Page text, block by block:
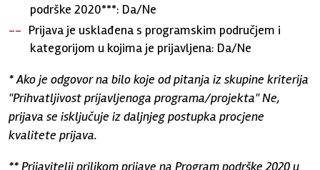
podrške 2020***: Da/Ne
Prijava je usklađena s programskim područjem i
kategorijom u kojima je prijavljena: Da/Ne
* Ako je odgovor na bilo koje od pitanja iz skupine kriterija
"Prihvatljivost prijavljenoga programa/projekta" Ne,
prijava se isključuje iz daljnjeg postupka procjene
kvalitete prijava.
** Prijavitelji prilikom prijave na Program podrške 2020 u